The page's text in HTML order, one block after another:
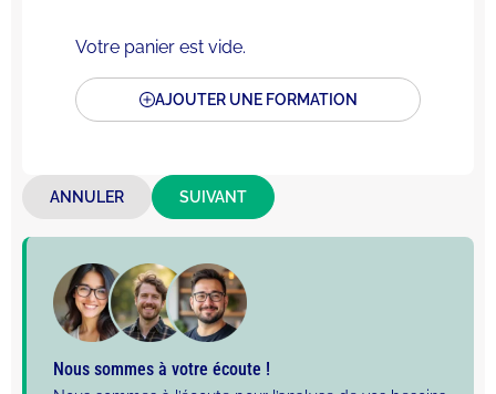
Votre panier est vide.
AJOUTER UNE FORMATION
ANNULER SUIVANT
Nous sommes à votre écoute !